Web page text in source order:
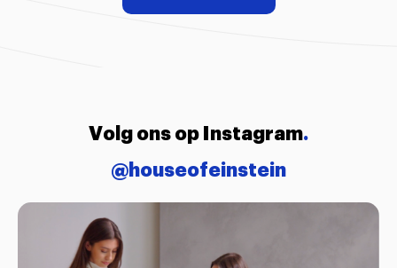
Volg ons op Instagram.
@houseofeinstein